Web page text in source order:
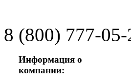
8 (800) 777-05-
Информация о
компании: